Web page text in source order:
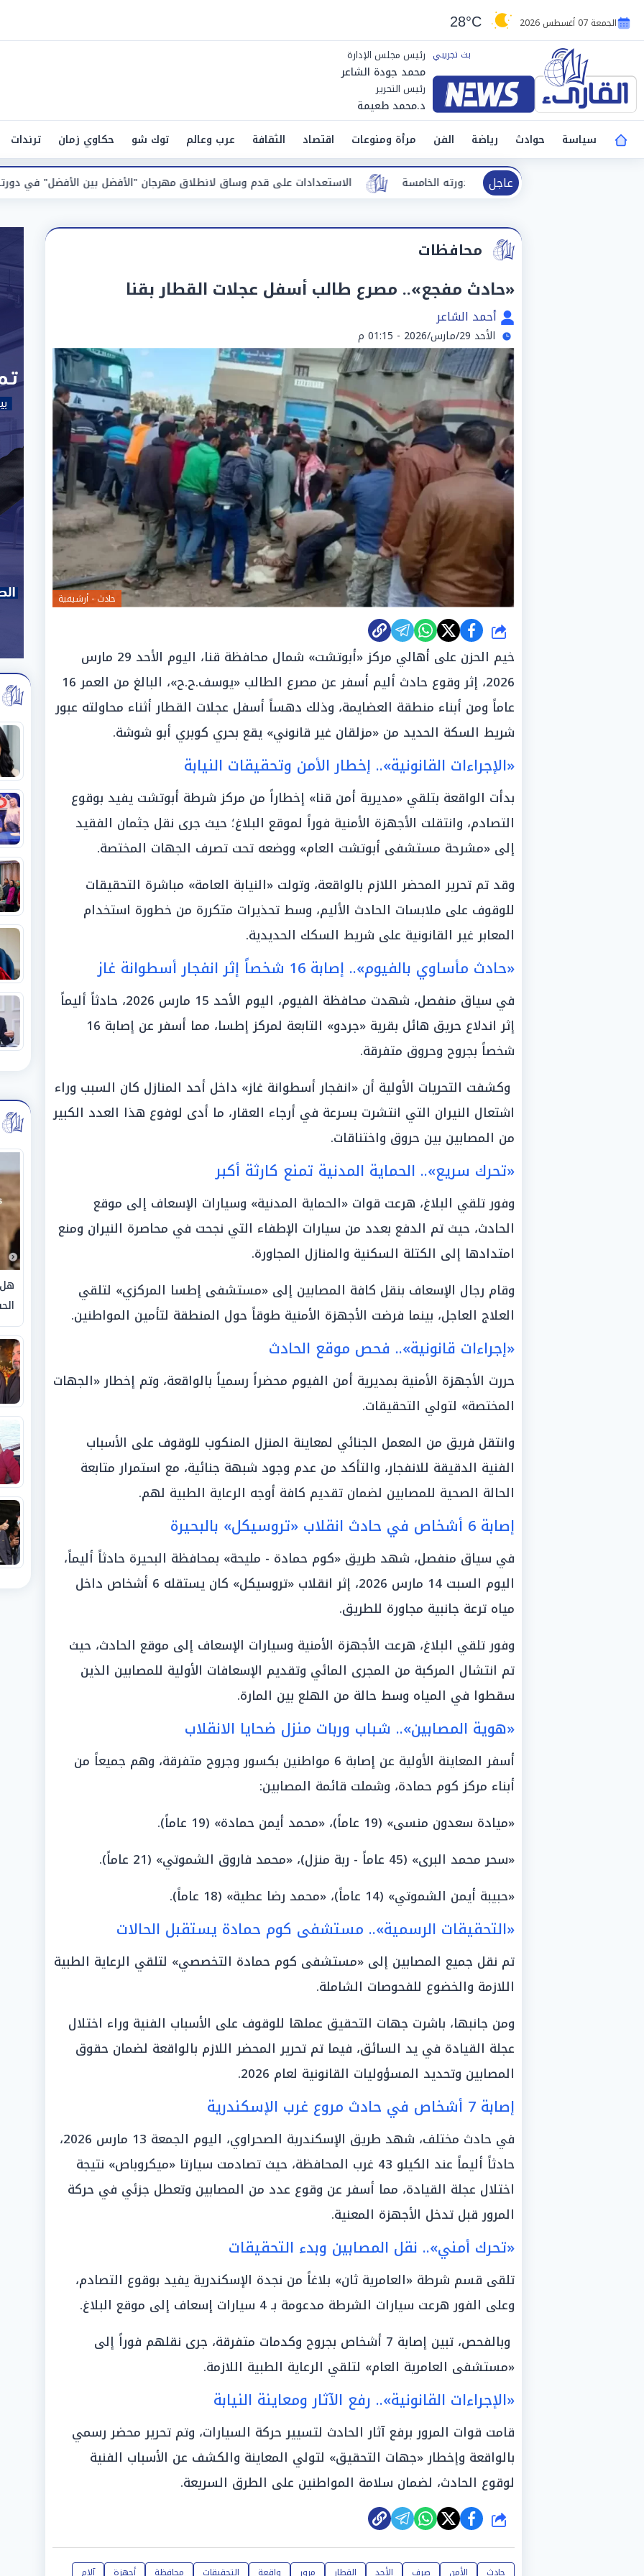
الجمعة 07 أغسطس 2026 28°C
رئيس مجلس الإدارة
محمد جودة الشاعر
رئيس التحرير
د.محمد طعيمة
سياسة
حوادث رياضة الفن مرأة ومنوعات اقتصاد الثقافة عرب وعالم توك شو حكاوي زمان ترندات
عاجل
الاستعدادات على قدم وساق لانطلاق مهرجان "الأفضل بين الأفضل" في دورته الخامسة بين الأفضل" في دورته الخامسة
محافظات
«حادث مفجع».. مصرع طالب أسفل عجلات القطار بقنا
أحمد الشاعر
الأحد 29/مارس/2026 - 01:15 م
حادث - أرشيفية
شارك
خيم الحزن على أهالي مركز «أبوتشت» شمال محافظة قنا، اليوم الأحد 29 مارس
2026، إثر وقوع حادث أليم أسفر عن مصرع الطالب «يوسف.ح.ح»، البالغ من العمر 16
عاماً ومن أبناء منطقة العضايمة، وذلك دهساً أسفل عجلات القطار أثناء محاولته عبور
شريط السكة الحديد من «مزلقان غير قانوني» يقع بحري كوبري أبو شوشة.
«الإجراءات القانونية».. إخطار الأمن وتحقيقات النيابة
بدأت الواقعة بتلقي «مديرية أمن قنا» إخطاراً من مركز شرطة أبوتشت يفيد بوقوع
التصادم، وانتقلت الأجهزة الأمنية فوراً لموقع البلاغ؛ حيث جرى نقل جثمان الفقيد
إلى «مشرحة مستشفى أبوتشت العام» ووضعه تحت تصرف الجهات المختصة.
وقد تم تحرير المحضر اللازم بالواقعة، وتولت «النيابة العامة» مباشرة التحقيقات
للوقوف على ملابسات الحادث الأليم، وسط تحذيرات متكررة من خطورة استخدام
المعابر غير القانونية على شريط السكك الحديدية.
«حادث مأساوي بالفيوم».. إصابة 16 شخصاً إثر انفجار أسطوانة غاز
في سياق منفصل، شهدت محافظة الفيوم، اليوم الأحد 15 مارس 2026، حادثاً أليماً
إثر اندلاع حريق هائل بقرية «جردو» التابعة لمركز إطسا، مما أسفر عن إصابة 16
شخصاً بجروح وحروق متفرقة.
وكشفت التحريات الأولية أن «انفجار أسطوانة غاز» داخل أحد المنازل كان السبب وراء
اشتعال النيران التي انتشرت بسرعة في أرجاء العقار، ما أدى لوفوع هذا العدد الكبير
من المصابين بين حروق واختناقات.
«تحرك سريع».. الحماية المدنية تمنع كارثة أكبر
وفور تلقي البلاغ، هرعت قوات «الحماية المدنية» وسيارات الإسعاف إلى موقع
الحادث، حيث تم الدفع بعدد من سيارات الإطفاء التي نجحت في محاصرة النيران ومنع
امتدادها إلى الكتلة السكنية والمنازل المجاورة.
وقام رجال الإسعاف بنقل كافة المصابين إلى «مستشفى إطسا المركزي» لتلقي
العلاج العاجل، بينما فرضت الأجهزة الأمنية طوقاً حول المنطقة لتأمين المواطنين.
«إجراءات قانونية».. فحص موقع الحادث
حررت الأجهزة الأمنية بمديرية أمن الفيوم محضراً رسمياً بالواقعة، وتم إخطار «الجهات
المختصة» لتولي التحقيقات.
وانتقل فريق من المعمل الجنائي لمعاينة المنزل المنكوب للوقوف على الأسباب
الفنية الدقيقة للانفجار، والتأكد من عدم وجود شبهة جنائية، مع استمرار متابعة
الحالة الصحية للمصابين لضمان تقديم كافة أوجه الرعاية الطبية لهم.
إصابة 6 أشخاص في حادث انقلاب «تروسيكل» بالبحيرة
في سياق منفصل، شهد طريق «كوم حمادة - مليحة» بمحافظة البحيرة حادثاً أليماً،
اليوم السبت 14 مارس 2026، إثر انقلاب «تروسيكل» كان يستقله 6 أشخاص داخل
مياه ترعة جانبية مجاورة للطريق.
وفور تلقي البلاغ، هرعت الأجهزة الأمنية وسيارات الإسعاف إلى موقع الحادث، حيث
تم انتشال المركبة من المجرى المائي وتقديم الإسعافات الأولية للمصابين الذين
سقطوا في المياه وسط حالة من الهلع بين المارة.
«هوية المصابين».. شباب وربات منزل ضحايا الانقلاب
أسفر المعاينة الأولية عن إصابة 6 مواطنين بكسور وجروح متفرقة، وهم جميعاً من
أبناء مركز كوم حمادة، وشملت قائمة المصابين:
«ميادة سعدون منسى» (19 عاماً)، «محمد أيمن حمادة» (19 عاماً).
«سحر محمد البرى» (45 عاماً - ربة منزل)، «محمد فاروق الشموتي» (21 عاماً).
«حبيبة أيمن الشموتي» (14 عاماً)، «محمد رضا عطية» (18 عاماً).
«التحقيقات الرسمية».. مستشفى كوم حمادة يستقبل الحالات
تم نقل جميع المصابين إلى «مستشفى كوم حمادة التخصصي» لتلقي الرعاية الطبية
اللازمة والخضوع للفحوصات الشاملة.
ومن جانبها، باشرت جهات التحقيق عملها للوقوف على الأسباب الفنية وراء اختلال
عجلة القيادة في يد السائق، فيما تم تحرير المحضر اللازم بالواقعة لضمان حقوق
المصابين وتحديد المسؤوليات القانونية لعام 2026.
إصابة 7 أشخاص في حادث مروع غرب الإسكندرية
في حادث مختلف، شهد طريق الإسكندرية الصحراوي، اليوم الجمعة 13 مارس 2026،
حادثاً أليماً عند الكيلو 43 غرب المحافظة، حيث تصادمت سيارتا «ميكروباص» نتيجة
اختلال عجلة القيادة، مما أسفر عن وقوع عدد من المصابين وتعطل جزئي في حركة
المرور قبل تدخل الأجهزة المعنية.
«تحرك أمني».. نقل المصابين وبدء التحقيقات
تلقى قسم شرطة «العامرية ثان» بلاغاً من نجدة الإسكندرية يفيد بوقوع التصادم،
وعلى الفور هرعت سيارات الشرطة مدعومة بـ 4 سيارات إسعاف إلى موقع البلاغ.
وبالفحص، تبين إصابة 7 أشخاص بجروح وكدمات متفرقة، جرى نقلهم فوراً إلى
«مستشفى العامرية العام» لتلقي الرعاية الطبية اللازمة.
«الإجراءات القانونية».. رفع الآثار ومعاينة النيابة
قامت قوات المرور برفع آثار الحادث لتسيير حركة السيارات، وتم تحرير محضر رسمي
بالواقعة وإخطار «جهات التحقيق» لتولي المعاينة والكشف عن الأسباب الفنية
لوقوع الحادث، لضمان سلامة المواطنين على الطرق السريعة.
شارك
حادث الأمن صرف الأحد القطار مرور واقعة التحقيقات محافظة أجهزة آلام